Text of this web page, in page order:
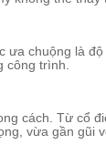
ưa chuộng là
công trình.
cách. Từ cổ
vừa gần gũi